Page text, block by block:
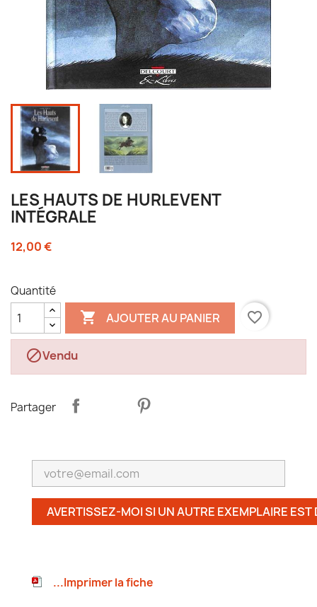
LES HAUTS DE HURLEVENT
INTÉGRALE
12,00 €
Quantité
 AJOUTER AU PANIER favorite_border
Vendu
Partager
AVERTISSEZ-MOI SI UN AUTRE EXEMPLAIRE EST
...Imprimer la fiche